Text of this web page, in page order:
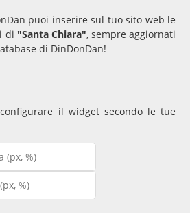
puoi inserire sul tuo sito web le
di "Santa Chiara", sempre aggiornati
di DinDonDan!
il widget secondo le tue